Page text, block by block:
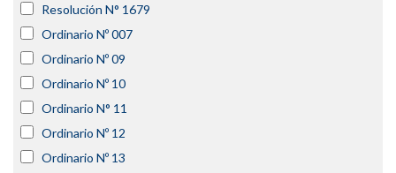
Resolución N° 1679
Ordinario Nº 007
Ordinario Nº 09
Ordinario Nº 10
Ordinario N° 11
Ordinario Nº 12
Ordinario Nº 13